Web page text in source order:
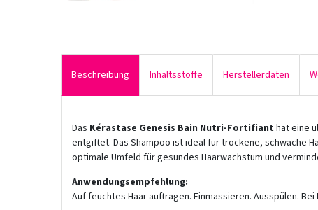
Beschreibung Inhaltsstoffe Herstellerdaten
Das Kérastase Genesis Bain Nutri-Fortifianthat eine
entgiftet. Das Shampoo ist ideal für trockene, schwache
optimale Umfeld für gesundes Haarwachstum und
Anwendungsempfehlung:
Auf feuchtes Haar auftragen. Einmassieren. Ausspülen.